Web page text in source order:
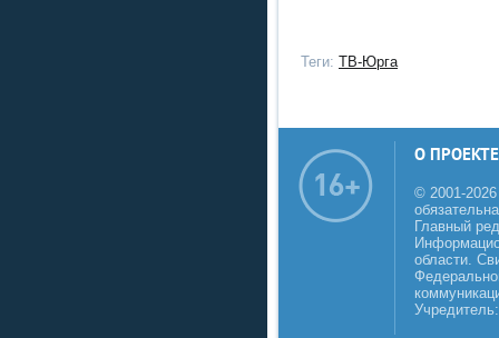
Теги: ТВ-Юрга
О ПРОЕКТЕ
© 2001-
Главный
области.